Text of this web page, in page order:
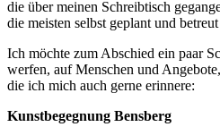
die über meinen Schreibtisch
die meisten selbst geplant und betreut
Ich möchte zum Abschied ein paar
werfen, auf Menschen und
die ich mich auch gerne erinnere:
Kunstbegegnung Bensberg